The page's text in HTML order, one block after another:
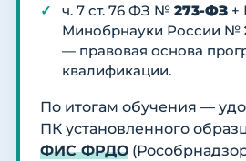
ч. 7 ст. 76 ФЗ № 273-ФЗ +
Минобрнауки России №
— правовая основа
квалификации.
По итогам обучения —
ПК установленного
ФИС ФРДО